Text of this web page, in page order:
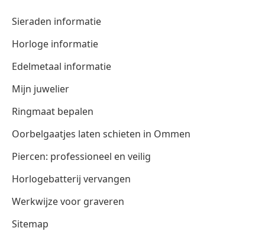
Sieraden informatie
Horloge informatie
Edelmetaal informatie
Mijn juwelier
Ringmaat bepalen
Oorbelgaatjes laten schieten in Ommen
Piercen: professioneel en veilig
Horlogebatterij vervangen
Werkwijze voor graveren
Sitemap